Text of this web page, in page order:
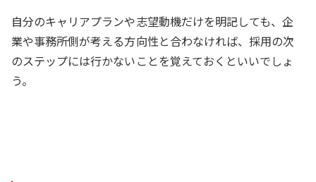
自分のキャリアプランや志望動機だけを明記しても、企
業や事務所側が考える方向性と合わなければ、採用の次
のステップには行かないことを覚えておくといいでしょ
う。